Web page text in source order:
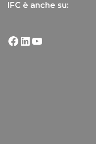
IFC è anche su: